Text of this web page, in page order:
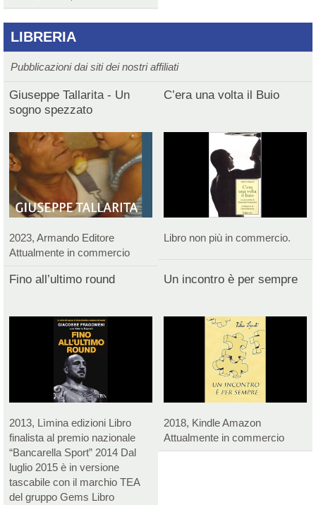
LIBRERIA
Pubblicazioni dai siti dei nostri affiliati
Giuseppe Tallarita - Un
sogno spezzato
2023, Armando Editore
Attualmente in commercio
C’era una volta il Buio
Libro non più in commercio.
Fino all’ultimo round
2013, Lìmina edizioni Libro
finalista al premio nazionale
“Bancarella Sport” 2014 Dal
luglio 2015 è in versione
tascabile con il marchio TEA
del gruppo Gems Libro
Un incontro è per sempre
2018, Kindle Amazon
Attualmente in commercio